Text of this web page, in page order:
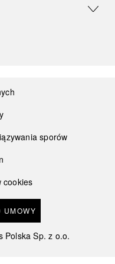
sporów
cookies
UMOWY
Polska Sp. z o.o.